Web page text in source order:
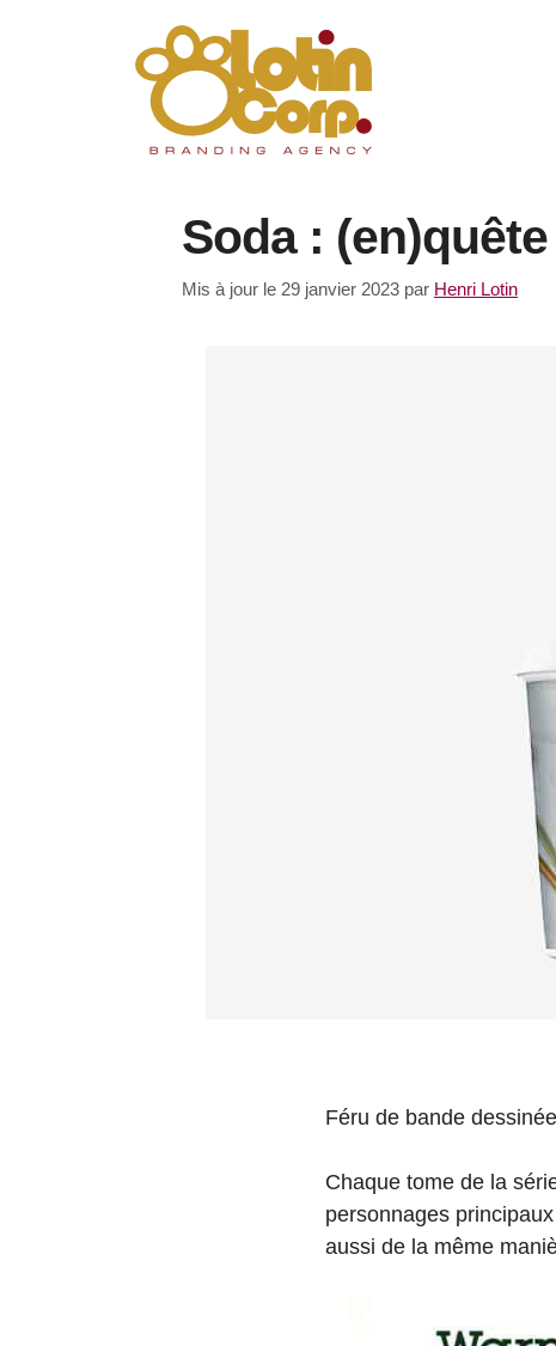
Soda :
Mis à jour le 29 janvier 2023 par Henri Lotin
Féru de bande
Chaque tome de la
personnages
aussi de la même